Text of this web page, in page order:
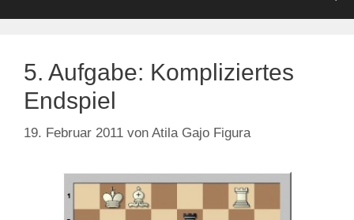
5. Aufgabe: Kompliziertes
Endspiel
19. Februar 2011 von Atila Gajo Figura